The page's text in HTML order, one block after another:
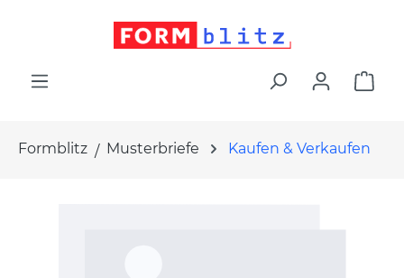
Formblitz Musterbriefe Kaufen & Verkaufen